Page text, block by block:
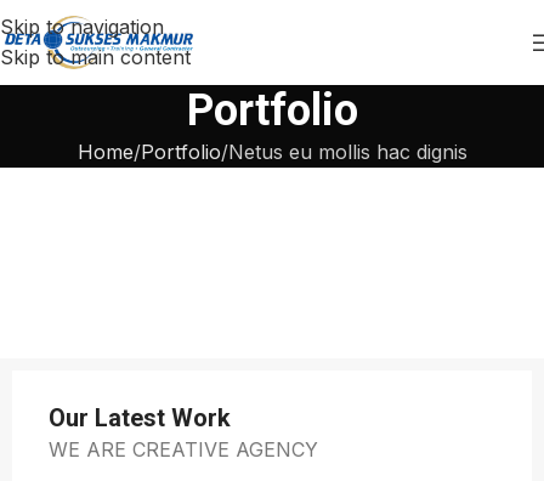
Skip to navigation
Skip to main content
Portfolio
Home Portfolio Netus eu mollis hac dignis
Our Latest Work
WE ARE CREATIVE AGENCY